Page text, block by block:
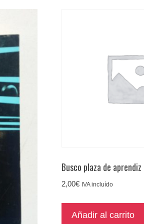
Busco plaza de aprendiz
2,00€ IVA incluído
Añadir al carrito